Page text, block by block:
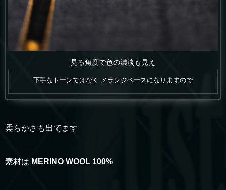
見る角度で色の濃淡も見え
下手なトーンではなく メランジベースになりますので
柔らかさも出てます
素材は MERINO WOOL 100%